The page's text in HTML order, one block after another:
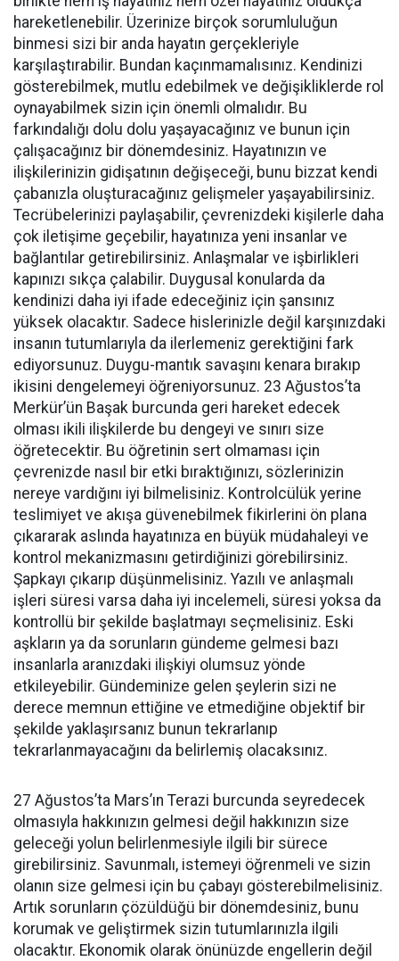
hareketlenebilir. Üzerinize birçok sorumluluğun
binmesi sizi bir anda hayatın gerçekleriyle
karşılaştırabilir. Bundan kaçınmamalısınız. Kendinizi
gösterebilmek, mutlu edebilmek ve değişikliklerde rol
oynayabilmek sizin için önemli olmalıdır. Bu
farkındalığı dolu dolu yaşayacağınız ve bunun için
çalışacağınız bir dönemdesiniz. Hayatınızın ve
ilişkilerinizin gidişatının değişeceği, bunu bizzat kendi
çabanızla oluşturacağınız gelişmeler yaşayabilirsiniz.
Tecrübelerinizi paylaşabilir, çevrenizdeki kişilerle daha
çok iletişime geçebilir, hayatınıza yeni insanlar ve
bağlantılar getirebilirsiniz. Anlaşmalar ve işbirlikleri
kapınızı sıkça çalabilir. Duygusal konularda da
kendinizi daha iyi ifade edeceğiniz için şansınız
yüksek olacaktır. Sadece hislerinizle değil karşınızdaki
insanın tutumlarıyla da ilerlemeniz gerektiğini fark
ediyorsunuz. Duygu-mantık savaşını kenara bırakıp
ikisini dengelemeyi öğreniyorsunuz. 23 Ağustos’ta
Merkür’ün Başak burcunda geri hareket edecek
olması ikili ilişkilerde bu dengeyi ve sınırı size
öğretecektir. Bu öğretinin sert olmaması için
çevrenizde nasıl bir etki bıraktığınızı, sözlerinizin
nereye vardığını iyi bilmelisiniz. Kontrolcülük yerine
teslimiyet ve akışa güvenebilmek fikirlerini ön plana
çıkararak aslında hayatınıza en büyük müdahaleyi ve
kontrol mekanizmasını getirdiğinizi görebilirsiniz.
Şapkayı çıkarıp düşünmelisiniz. Yazılı ve anlaşmalı
işleri süresi varsa daha iyi incelemeli, süresi yoksa da
kontrollü bir şekilde başlatmayı seçmelisiniz. Eski
aşkların ya da sorunların gündeme gelmesi bazı
insanlarla aranızdaki ilişkiyi olumsuz yönde
etkileyebilir. Gündeminize gelen şeylerin sizi ne
derece memnun ettiğine ve etmediğine objektif bir
şekilde yaklaşırsanız bunun tekrarlanıp
tekrarlanmayacağını da belirlemiş olacaksınız.
27 Ağustos’ta Mars’ın Terazi burcunda seyredecek
olmasıyla hakkınızın gelmesi değil hakkınızın size
geleceği yolun belirlenmesiyle ilgili bir sürece
girebilirsiniz. Savunmalı, istemeyi öğrenmeli ve sizin
olanın size gelmesi için bu çabayı gösterebilmelisiniz.
Artık sorunların çözüldüğü bir dönemdesiniz, bunu
korumak ve geliştirmek sizin tutumlarınızla ilgili
olacaktır. Ekonomik olarak önünüzde engellerin değil